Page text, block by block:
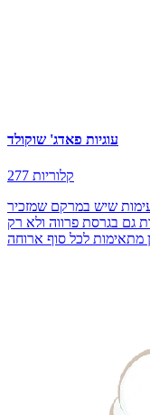
עוגיות פאדג' שוקולד
277 קלוריות
שיש במרקם שמזכיר
גם בגרסת פרווה ולא רק
מתאימות לכל סוף ארוחה